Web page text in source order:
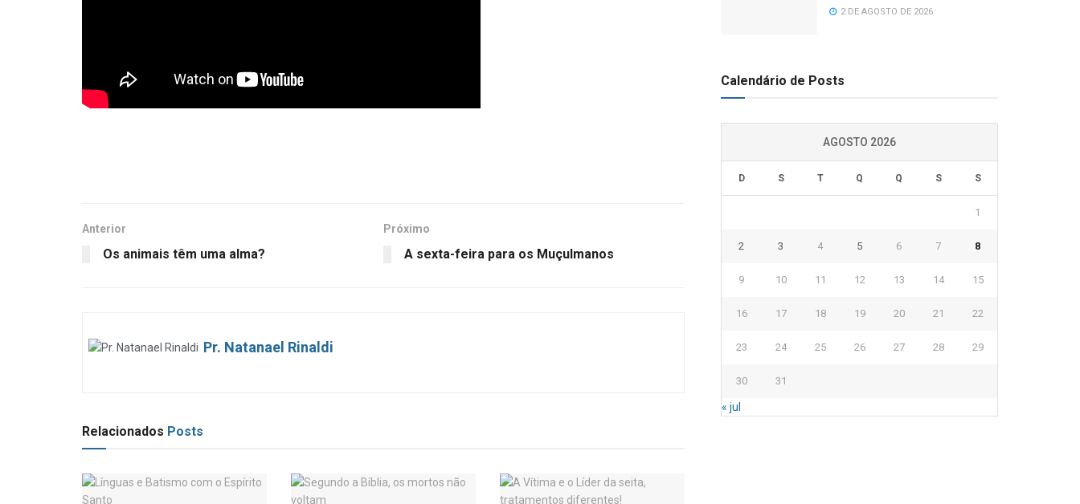
Anterior
Os animais têm uma alma?
Próximo
A sexta-feira para os Muçulmanos
Pr. Natanael Rinaldi
Relacionados Posts
2 DE AGOSTO DE 2026
Calendário de Posts
AGOSTO 2026
D S T Q Q S S
1
2 3 4 5 6 7 8
9 10 11 12 13 14 15
16 17 18 19 20 21 22
23 24 25 26 27 28 29
30 31
« jul